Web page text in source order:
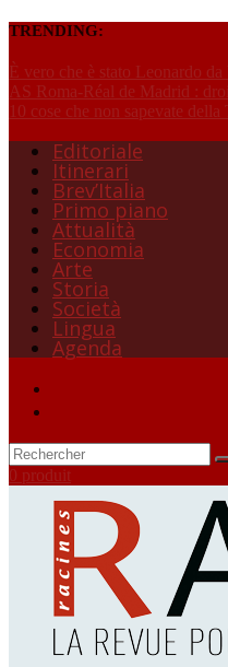
TRENDING:
È vero che è stato Leonardo
AS Roma-Réal de Madrid :
10 cose che non sapevate della
Editoriale
Itinerari
Brev’Italia
Primo piano
Attualità
Economia
Arte
Storia
Società
Lingua
Agenda
0 produit